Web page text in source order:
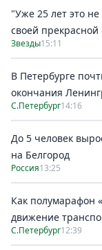
"Уже 25 лет это
своей
Звезды15:11
В Петербурге
окончания
С.Петербург14:16
До 5 человек
на Белгород
Россия13:25
Как полумарафон
движение
С.Петербург12:39